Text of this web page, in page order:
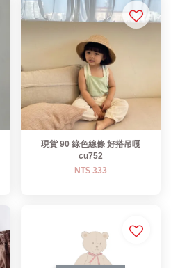
現貨 90 綠色線條 好搭吊嘎
cu752
NT$ 333